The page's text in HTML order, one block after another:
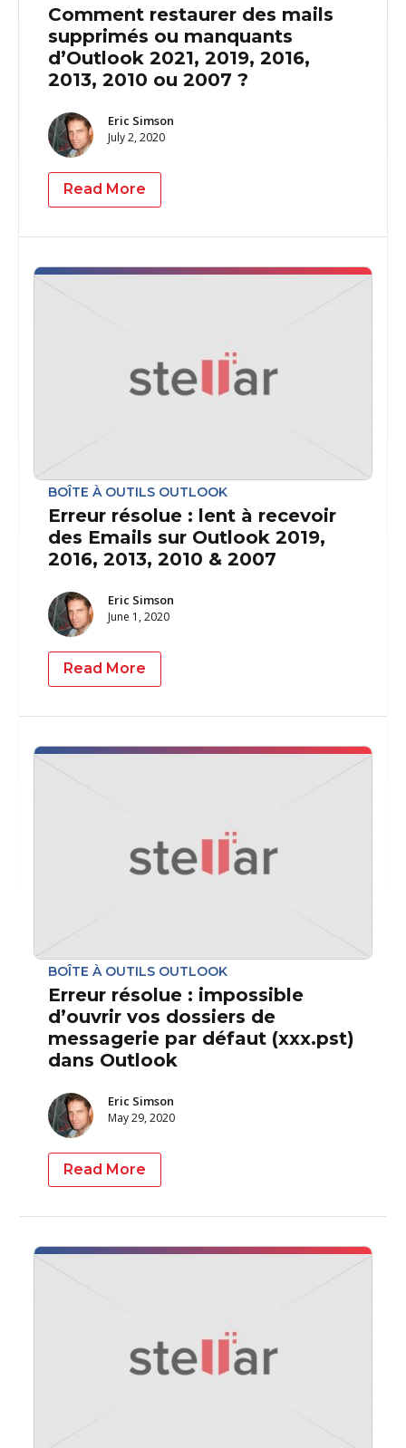
Comment restaurer des mails
supprimés ou manquants
d’Outlook 2021, 2019, 2016,
2013, 2010 ou 2007 ?
Eric Simson
July 2, 2020
Read More
BOÎTE À OUTILS OUTLOOK
Erreur résolue : lent à recevoir
des Emails sur Outlook 2019,
2016, 2013, 2010 & 2007
Eric Simson
June 1, 2020
Read More
BOÎTE À OUTILS OUTLOOK
Erreur résolue : impossible
d’ouvrir vos dossiers de
messagerie par défaut (xxx.pst)
dans Outlook
Eric Simson
May 29, 2020
Read More